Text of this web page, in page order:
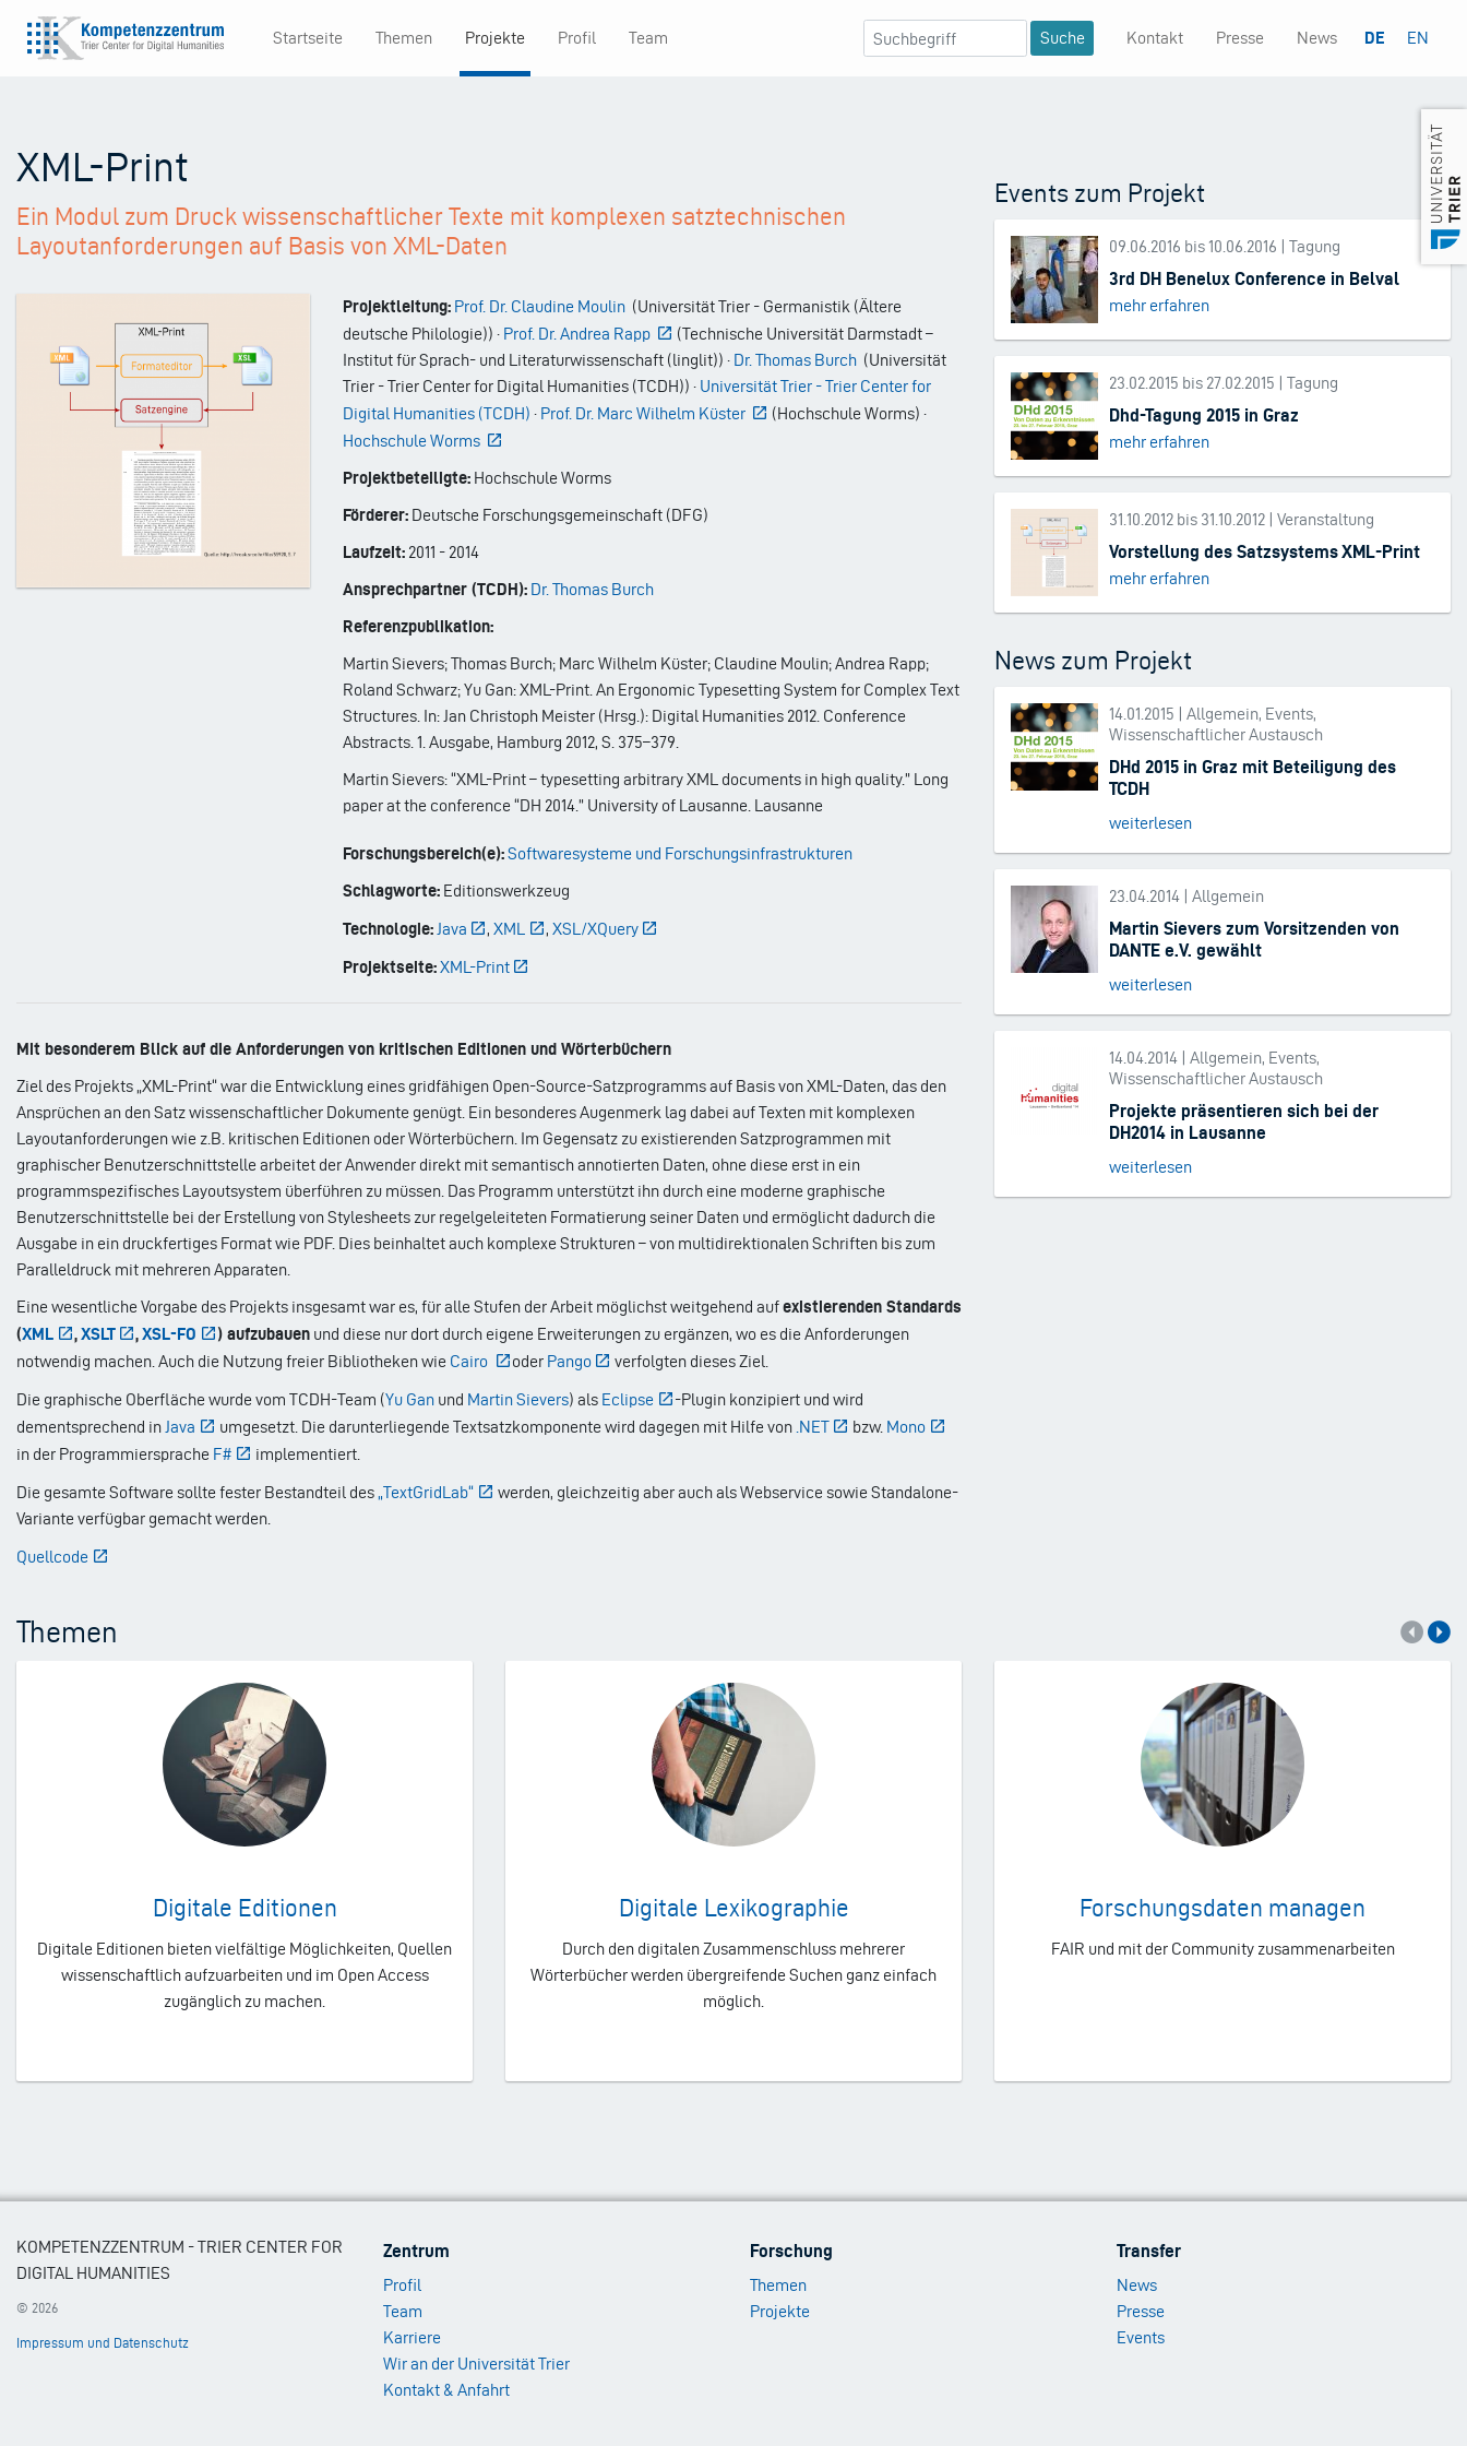
Direkt
zum
Inhalt
Startseite Themen Projekte Profil Team Kontakt Presse News DE EN
XML-Print
Ein Modul zum Druck wissenschaftlicher Texte mit komplexen satztechnischen
Layoutanforderungen auf Basis von XML-Daten
Projektleitung: Prof. Dr. Claudine Moulin (Universität Trier - Germanistik (Ältere
deutsche Philologie)) · Prof. Dr. Andrea Rapp (Technische Universität Darmstadt –
Institut für Sprach- und Literaturwissenschaft (linglit)) · Dr. Thomas Burch (Universität
Trier - Trier Center for Digital Humanities (TCDH)) · Universität Trier - Trier Center for
Digital Humanities (TCDH) · Prof. Dr. Marc Wilhelm Küster (Hochschule Worms) ·
Hochschule Worms
Projektbeteiligte:Hochschule Worms
Förderer:Deutsche Forschungsgemeinschaft (DFG)
Laufzeit: 2011 - 2014
Ansprechpartner (TCDH): Dr. Thomas Burch
Referenzpublikation:
Martin Sievers; Thomas Burch; Marc Wilhelm Küster; Claudine Moulin; Andrea Rapp;
Roland Schwarz; Yu Gan: XML-Print. An Ergonomic Typesetting System for Complex Text
Structures. In: Jan Christoph Meister (Hrsg.): Digital Humanities 2012. Conference
Abstracts. 1. Ausgabe, Hamburg 2012, S. 375–379.
Martin Sievers: “XML-Print – typesetting arbitrary XML documents in high quality.” Long
paper at the conference “DH 2014.” University of Lausanne. Lausanne
Forschungsbereich(e):Softwaresysteme und Forschungsinfrastrukturen
Schlagworte:Editionswerkzeug
Technologie: Java ,XML , XSL/XQuery
Projektseite:XML-Print
Mit besonderem Blick auf die Anforderungen von kritischen Editionen und Wörterbüchern
Ziel des Projekts „XML-Print“ war die Entwicklung eines gridfähigen Open-Source-Satzprogramms auf Basis von XML-Daten, das den
Ansprüchen an den Satz wissenschaftlicher Dokumente genügt. Ein besonderes Augenmerk lag dabei auf Texten mit komplexen
Layoutanforderungen wie z.B. kritischen Editionen oder Wörterbüchern. Im Gegensatz zu existierenden Satzprogrammen mit
graphischer Benutzerschnittstelle arbeitet der Anwender direkt mit semantisch annotierten Daten, ohne diese erst in ein
programmspezifisches Layoutsystem überführen zu müssen. Das Programm unterstützt ihn durch eine moderne graphische
Benutzerschnittstelle bei der Erstellung von Stylesheets zur regelgeleiteten Formatierung seiner Daten und ermöglicht dadurch die
Ausgabe in ein druckfertiges Format wie PDF. Dies beinhaltet auch komplexe Strukturen – von multidirektionalen Schriften bis zum
Paralleldruck mit mehreren Apparaten.
Eine wesentliche Vorgabe des Projekts insgesamt war es, für alle Stufen der Arbeit möglichst weitgehend aufexistierenden Standards
(XML ,XSLT ,XSL-FO ) aufzubauenund diese nur dort durch eigene Erweiterungen zu ergänzen, wo es die Anforderungen
notwendig machen. Auch die Nutzung freier Bibliotheken wie Cairo oder Pango verfolgten dieses Ziel.
Die graphische Oberfläche wurde vom TCDH-Team (Yu Gan und Martin Sievers) als Eclipse
-Plugin konzipiert und wird
dementsprechend in Java umgesetzt. Die darunterliegende Textsatzkomponente wird dagegen mit Hilfe von .NET bzw. Mono
in der Programmiersprache F# implementiert.
Die gesamte Software sollte fester Bestandteil des„TextGridLab“
werden, gleichzeitig aber auch als Webservice sowie Standalone-
Variante verfügbar gemacht werden.
Quellcode
Events zum Projekt
09.06.2016 bis 10.06.2016 | Tagung
3rd DH Benelux Conference in Belval
mehr erfahren
23.02.2015 bis 27.02.2015 | Tagung
Dhd-Tagung 2015 in Graz
mehr erfahren
31.10.2012 bis 31.10.2012 | Veranstaltung
Vorstellung des Satzsystems XML-Print
mehr erfahren
News zum Projekt
14.01.2015 | Allgemein, Events,
Wissenschaftlicher Austausch
DHd 2015 in Graz mit Beteiligung des
TCDH
weiterlesen
23.04.2014 | Allgemein
Martin Sievers zum Vorsitzenden von
DANTE e.V. gewählt
weiterlesen
14.04.2014 | Allgemein, Events,
Wissenschaftlicher Austausch
Projekte präsentieren sich bei der
DH2014 in Lausanne
weiterlesen
Themen
Digitale Editionen
Digitale Editionen bieten vielfältige Möglichkeiten, Quellen
wissenschaftlich aufzuarbeiten und im Open Access
zugänglich zu machen.
Digitale Lexikographie
Durch den digitalen Zusammenschluss mehrerer
Wörterbücher werden übergreifende Suchen ganz einfach
möglich.
Forschungsdaten managen
FAIR und mit der Community zusammenarbeiten
KOMPETENZZENTRUM - TRIER CENTER FOR
DIGITAL HUMANITIES
© 2026
Impressum und Datenschutz
Footer
1
Zentrum
Profil
Team
Karriere
Wir an der Universität Trier
Kontakt & Anfahrt
Footer
2
Forschung
Themen
Projekte
Footer
3
Transfer
News
Presse
Events